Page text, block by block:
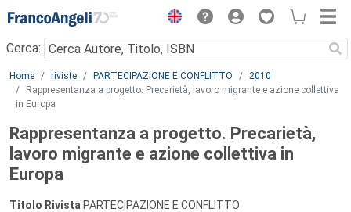
Menu
Cerca:
Main content
Home riviste PARTECIPAZIONE E CONFLITTO
2010
Rappresentanza a progetto. Precarietà, lavoro migrante e azione collettiva
in Europa
Rappresentanza a progetto. Precarietà,
lavoro migrante e azione collettiva in
Europa
Titolo Rivista PARTECIPAZIONE E CONFLITTO